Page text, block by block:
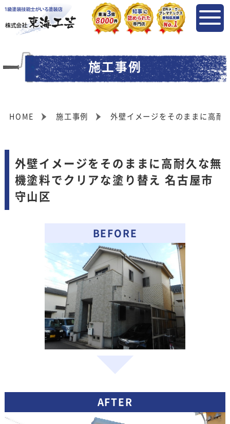
施工事例
HOME 施工事例 外壁イメージをそのままに高耐
外壁イメージをそのままに高耐久な無
機塗料でクリアな塗り替え 名古屋市
守山区
BEFORE
AFTER